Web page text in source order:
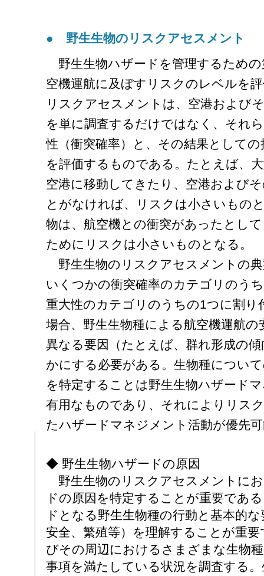
● 野生生物のリスクアセスメント
野生生物ハザードを管理するための
空機運航に及ぼすリスクのレベルを
リスクアセスメントは、空港および
を単に調査するだけではなく、それ
性（衝突確率）と、その結果として
を評価するものである。たとえば、
空港に移動してきたり、空港および
とがなければ、リスクは小さいもの
物は、航空機との衝突があったとし
ためにリスクは小さいものとなる。
野生生物のリスクアセスメントの
いくつかの衝突確率のカテゴリのう
重大性のカテゴリのうちの1つに割
場合、野生生物種による航空機運航
異なる要因（たとえば、群れ形成の
かにする必要がある。生物種につい
を特定することは野生生物ハザード
有用なものであり、それによりリス
たハザードマネジメント活動が優先
◆ 野生生物ハザードの原因
野生生物のリスクアセスメントに
ドの原因を特定することが重要であ
ドとなる野生生物種の行動と基本的
安全、繁殖等）を理解することが重
びその周辺におけるさまざまな生物
事項を満たしている状況を調査する